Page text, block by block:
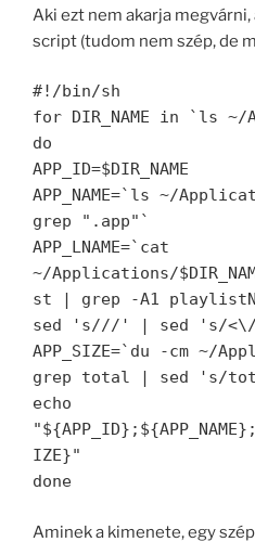
Aki ezt nem akarja
script (tudom nem szép, de
#!/bin/sh
for DIR_NAME in `ls
do
APP_ID=$DIR_NAME
APP_NAME=`ls ~/
grep ".app"`
APP_LNAME=`cat
~/Applications/
st | grep -A1
sed 's///' | sed 's/<\/
APP_SIZE=`du -cm ~/
grep total | sed 's/
echo
IZE}"
done
Aminek a kimenete, egy